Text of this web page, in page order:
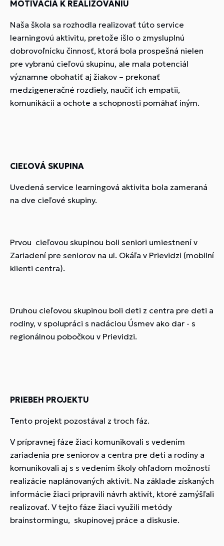
MOTIVÁCIA K REALIZOVANIU
Naša škola sa rozhodla realizovať túto service
learningovú aktivitu, pretože išlo o zmysluplnú
dobrovoľnícku činnosť, ktorá bola prospešná nielen
pre vybranú cieľovú skupinu, ale mala potenciál
významne obohatiť aj žiakov – prekonať
medzigeneračné rozdiely, naučiť ich empatii,
komunikácii a ochote a schopnosti pomáhať iným.
CIEĽOVÁ SKUPINA
Uvedená service learningová aktivita bola zameraná
na dve cieľové skupiny.
Prvou cieľovou skupinou boli seniori umiestnení v
Zariadení pre seniorov na ul. Okáľa v Prievidzi (mobilní
klienti centra).
Druhou cieľovou skupinou boli deti z centra pre deti a
rodiny, v spolupráci s nadáciou Úsmev ako dar - s
regionálnou pobočkou v Prievidzi.
PRIEBEH PROJEKTU
Tento projekt pozostával z troch fáz.
V prípravnej fáze žiaci komunikovali s vedením
zariadenia pre seniorov a centra pre deti a rodiny a
komunikovali aj s s vedením školy ohľadom možností
realizácie naplánovaných aktivít. Na základe získaných
informácie žiaci pripravili návrh aktivít, ktoré zamýšľali
realizovať. V tejto fáze žiaci využili metódy
brainstormingu, skupinovej práce a diskusie.